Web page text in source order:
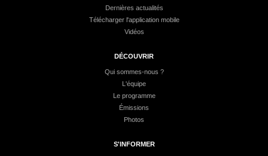
Dernières actualités
Télécharger l'application mobile
Vidéos
DÉCOUVRIR
Qui sommes-nous ?
L'équipe
Le programme
Émissions
Photos
S'INFORMER